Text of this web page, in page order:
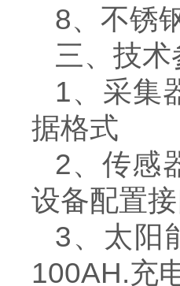
8、不锈
三、技术
1、采集
据格式
2、传感
设备配置
3、太阳
100AH.充